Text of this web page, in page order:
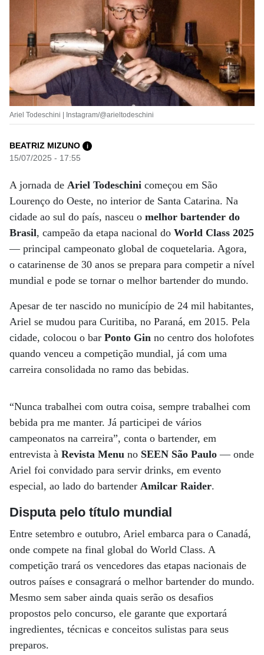
Ariel Todeschini | Instagram/@arieltodeschini
BEATRIZ MIZUNO i
15/07/2025 - 17:55
A jornada de Ariel Todeschini começou em São
Lourenço do Oeste, no interior de Santa Catarina. Na
cidade ao sul do país, nasceu o melhor bartender do
Brasil, campeão da etapa nacional do World Class 2025
— principal campeonato global de coquetelaria. Agora,
o catarinense de 30 anos se prepara para competir a nível
mundial e pode se tornar o melhor bartender do mundo.
Apesar de ter nascido no município de 24 mil habitantes,
Ariel se mudou para Curitiba, no Paraná, em 2015. Pela
cidade, colocou o bar Ponto Gin no centro dos holofotes
quando venceu a competição mundial, já com uma
carreira consolidada no ramo das bebidas.
“Nunca trabalhei com outra coisa, sempre trabalhei com
bebida pra me manter. Já participei de vários
campeonatos na carreira”, conta o bartender, em
entrevista à Revista Menu no SEEN São Paulo — onde
Ariel foi convidado para servir drinks, em evento
especial, ao lado do bartender Amilcar Raider.
Disputa pelo título mundial
Entre setembro e outubro, Ariel embarca para o Canadá,
onde compete na final global do World Class. A
competição trará os vencedores das etapas nacionais de
outros países e consagrará o melhor bartender do mundo.
Mesmo sem saber ainda quais serão os desafios
propostos pelo concurso, ele garante que exportará
ingredientes, técnicas e conceitos sulistas para seus
preparos.